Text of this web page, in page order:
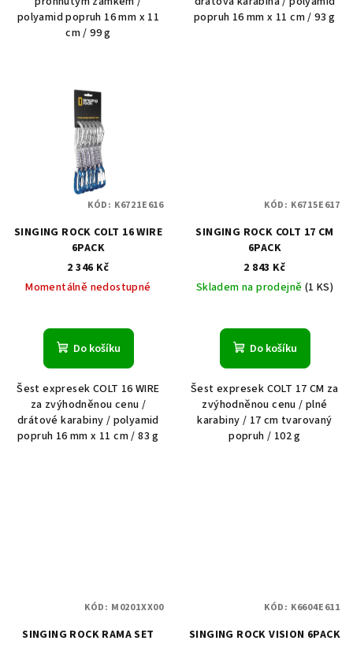
polyamid popruh 16 mm x 11
cm / 99 g
popruh 16 mm x 11 cm / 93 g
SINGING ROCK COLT 16 WIRE
6PACK
2 346 Kč
Momentálně nedostupné
Do košíku
Šest expresek COLT 16 WIRE
za zvýhodněnou cenu /
drátové karabiny / polyamid
popruh 16 mm x 11 cm / 83 g
KÓD: K6721E616
SINGING ROCK COLT 17 CM
6PACK
2 843 Kč
Skladem na prodejně (1 KS)
Do košíku
Šest expresek COLT 17 CM za
zvýhodněnou cenu / plné
karabiny / 17 cm tvarovaný
popruh / 102 g
KÓD: K6715E617
SINGING ROCK RAMA SET
KÓD: M0201XX00
SINGING ROCK VISION 6PACK
KÓD: K6604E611